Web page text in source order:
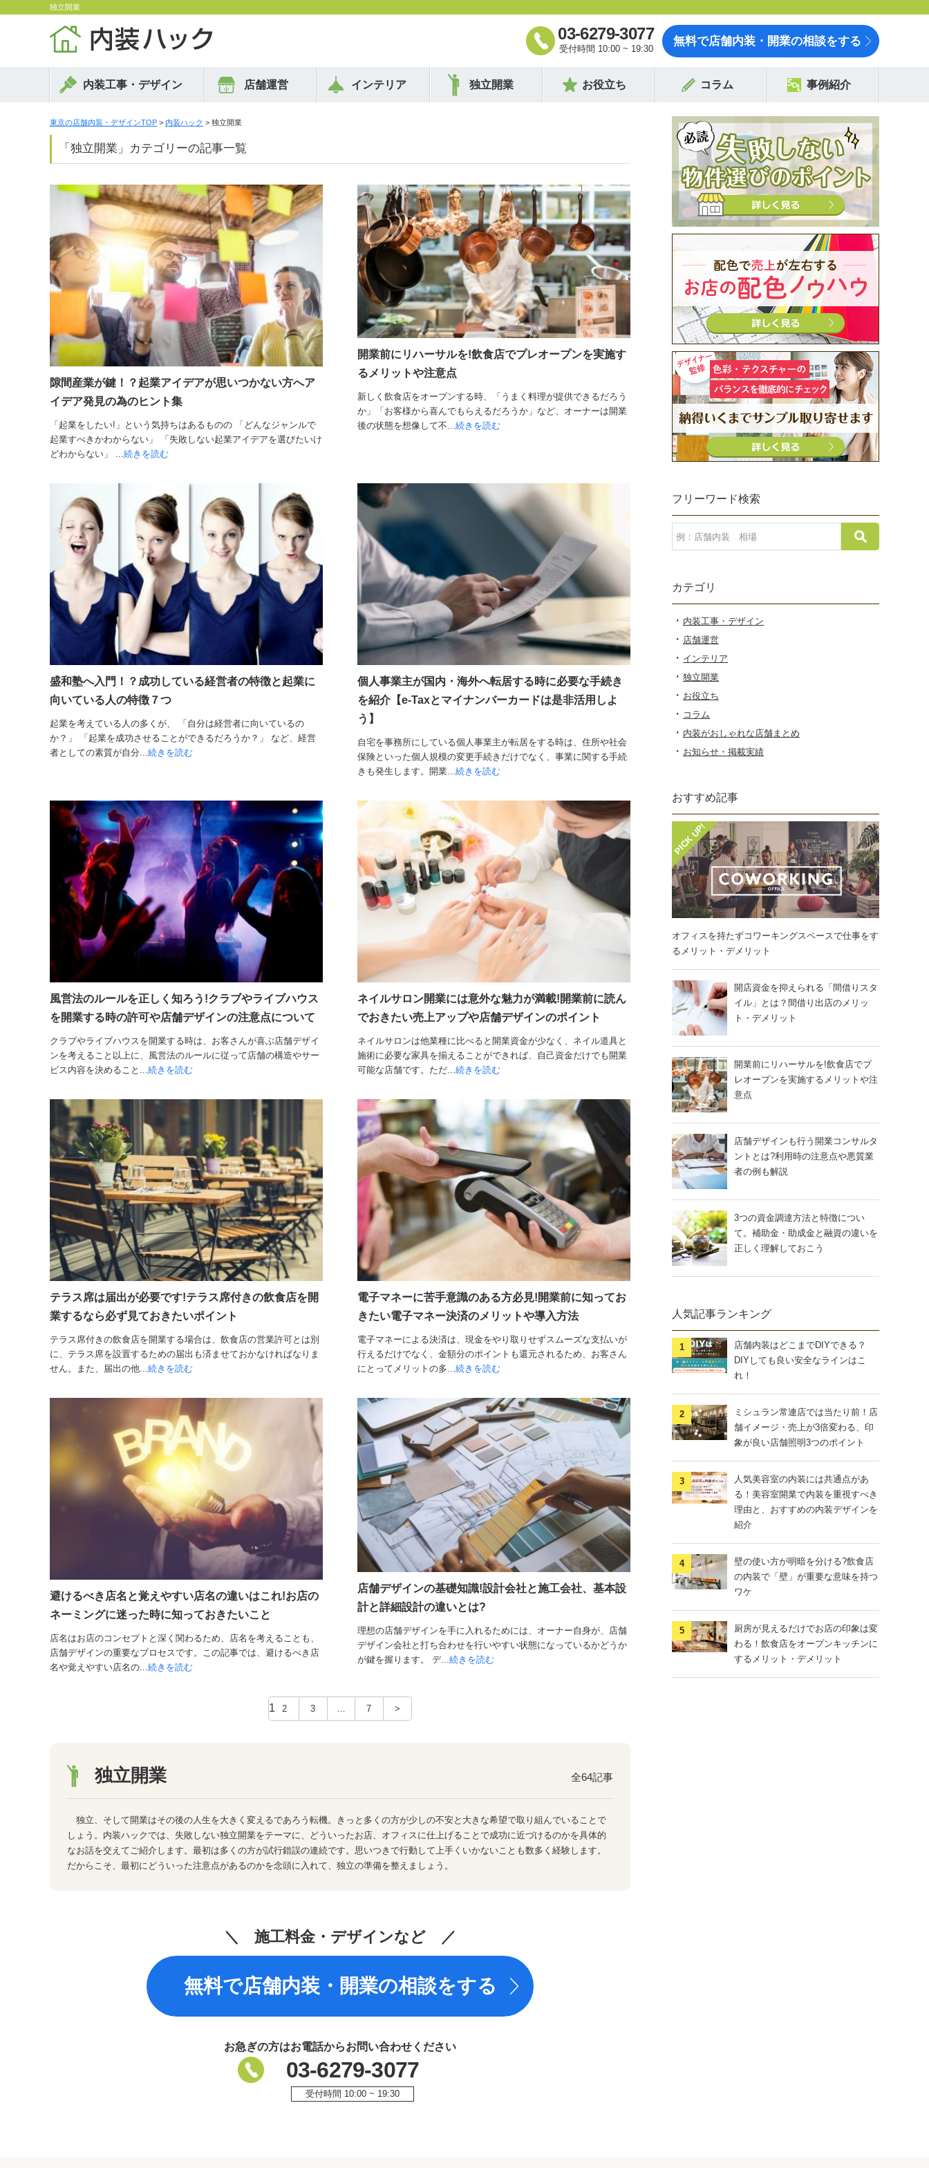
独立開業
03-6279-3077
受付時間 10:00 ~ 19:30
無料で店舗内装・開業の相談をする
内装工事・デザイン 店舗運営 インテリア 独立開業 お役立ち コラム 事例紹介
東京の店舗内装・デザインTOP > 内装ハック > 独立開業
「独立開業」カテゴリーの記事一覧
隙間産業が鍵！？起業アイデアが思いつかない方へア
イデア発見の為のヒント集
「起業をしたい!」という気持ちはあるものの 「どんなジャンルで
起業すべきかわからない」 「失敗しない起業アイデアを選びたいけ
どわからない」 ...続きを読む
開業前にリハーサルを!飲食店でプレオープンを実施す
るメリットや注意点
新しく飲食店をオープンする時、「うまく料理が提供できるだろう
か」「お客様から喜んでもらえるだろうか」など、オーナーは開業
後の状態を想像して不...続きを読む
盛和塾へ入門！？成功している経営者の特徴と起業に
向いている人の特徴７つ
起業を考えている人の多くが、 「自分は経営者に向いているの
か？」 「起業を成功させることができるだろうか？」 など、経営
者としての素質が自分...続きを読む
個人事業主が国内・海外へ転居する時に必要な手続き
を紹介【e-Taxとマイナンバーカードは是非活用しよ
う】
自宅を事務所にしている個人事業主が転居をする時は、住所や社会
保険といった個人規模の変更手続きだけでなく、事業に関する手続
きも発生します。開業...続きを読む
風営法のルールを正しく知ろう!クラブやライブハウス
を開業する時の許可や店舗デザインの注意点について
クラブやライブハウスを開業する時は、お客さんが喜ぶ店舗デザイ
ンを考えること以上に、風営法のルールに従って店舗の構造やサー
ビス内容を決めること...続きを読む
ネイルサロン開業には意外な魅力が満載!開業前に読ん
でおきたい売上アップや店舗デザインのポイント
ネイルサロンは他業種に比べると開業資金が少なく、ネイル道具と
施術に必要な家具を揃えることができれば、自己資金だけでも開業
可能な店舗です。ただ...続きを読む
テラス席は届出が必要です!テラス席付きの飲食店を開
業するなら必ず見ておきたいポイント
テラス席付きの飲食店を開業する場合は、飲食店の営業許可とは別
に、テラス席を設置するための届出も済ませておかなければなりま
せん。また、届出の他...続きを読む
電子マネーに苦手意識のある方必見!開業前に知ってお
きたい電子マネー決済のメリットや導入方法
電子マネーによる決済は、現金をやり取りせずスムーズな支払いが
行えるだけでなく、金額分のポイントも還元されるため、お客さん
にとってメリットの多...続きを読む
避けるべき店名と覚えやすい店名の違いはこれ!お店の
ネーミングに迷った時に知っておきたいこと
店名はお店のコンセプトと深く関わるため、店名を考えることも、
店舗デザインの重要なプロセスです。この記事では、避けるべき店
名や覚えやすい店名の...続きを読む
店舗デザインの基礎知識!設計会社と施工会社、基本設
計と詳細設計の違いとは?
理想の店舗デザインを手に入れるためには、オーナー自身が、店舗
デザイン会社と打ち合わせを行いやすい状態になっているかどうか
が鍵を握ります。 デ...続きを読む
1 2 3 … 7 >
独立開業 全64記事
独立、そして開業はその後の人生を大きく変えるであろう転機。きっと多くの方が少しの不安と大きな希望で取り組んでいることで
しょう。内装ハックでは、失敗しない独立開業をテーマに、どういったお店、オフィスに仕上げることで成功に近づけるのかを具体的
なお話を交えてご紹介します。最初は多くの方が試行錯誤の連続です。思いつきで行動して上手くいかないことも数多く経験します。
だからこそ、最初にどういった注意点があるのかを念頭に入れて、独立の準備を整えましょう。
＼ 施工料金・デザインなど ／
無料で店舗内装・開業の相談をする
お急ぎの方はお電話からお問い合わせください
03-6279-3077
受付時間 10:00 ~ 19:30
フリーワード検索
カテゴリ
内装工事・デザイン
店舗運営
インテリア
独立開業
お役立ち
コラム
内装がおしゃれな店舗まとめ
お知らせ・掲載実績
おすすめ記事
オフィスを持たずコワーキングスペースで仕事をす
るメリット・デメリット
開店資金を抑えられる「間借りスタ
イル」とは？間借り出店のメリッ
ト・デメリット
開業前にリハーサルを!飲食店でプ
レオープンを実施するメリットや注
意点
店舗デザインも行う開業コンサルタ
ントとは?利用時の注意点や悪質業
者の例も解説
3つの資金調達方法と特徴につい
て。補助金・助成金と融資の違いを
正しく理解しておこう
人気記事ランキング
店舗内装はどこまでDIYできる？
DIYしても良い安全なラインはこ
れ！
ミシュラン常連店では当たり前！店
舗イメージ・売上が3倍変わる、印
象が良い店舗照明3つのポイント
人気美容室の内装には共通点があ
る！美容室開業で内装を重視すべき
理由と、おすすめの内装デザインを
紹介
壁の使い方が明暗を分ける?飲食店
の内装で「壁」が重要な意味を持つ
ワケ
厨房が見えるだけでお店の印象は変
わる！飲食店をオープンキッチンに
するメリット・デメリット